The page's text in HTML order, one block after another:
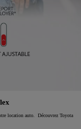
location auto. Découvrez Toyota